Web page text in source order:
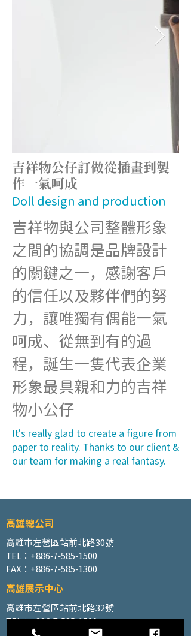
吉祥物公仔訂做從插畫到製
作一氣呵成
Doll design and production
吉祥物與公司整體形象
之間的協調是品牌設計
的關鍵之一，感謝客戶
的信任以及夥伴們的努
力，讓唯獨有偶能一氣
呵成、從無到有的過
程，誕生一隻代表企業
形象最具親和力的吉祥
物小公仔
It's really glad to create a figure from
paper to reality. Thanks to our client &
our team for making a real fantasy.
高雄總公司
高雄市左營區站前北路30號
TEL：+886-7-585-1500
FAX：+886-7-585-1300
高雄展示中心
高雄市左營區站前北路32號
TEL：+886-7-585-1500